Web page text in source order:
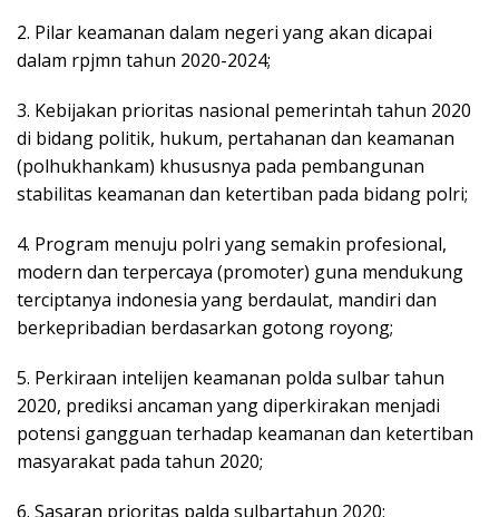
2. Pilar keamanan dalam negeri yang akan dicapai
dalam rpjmn tahun 2020-2024;
3. Kebijakan prioritas nasional pemerintah tahun 2020
di bidang politik, hukum, pertahanan dan keamanan
(polhukhankam) khususnya pada pembangunan
stabilitas keamanan dan ketertiban pada bidang polri;
4. Program menuju polri yang semakin profesional,
modern dan terpercaya (promoter) guna mendukung
terciptanya indonesia yang berdaulat, mandiri dan
berkepribadian berdasarkan gotong royong;
5. Perkiraan intelijen keamanan polda sulbar tahun
2020, prediksi ancaman yang diperkirakan menjadi
potensi gangguan terhadap keamanan dan ketertiban
masyarakat pada tahun 2020;
6. Sasaran prioritas palda sulbartahun 2020;